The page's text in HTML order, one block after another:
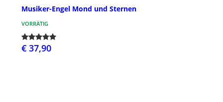
Musiker-Engel Mond und Sternen
VORRÄTIG
€ 37,90